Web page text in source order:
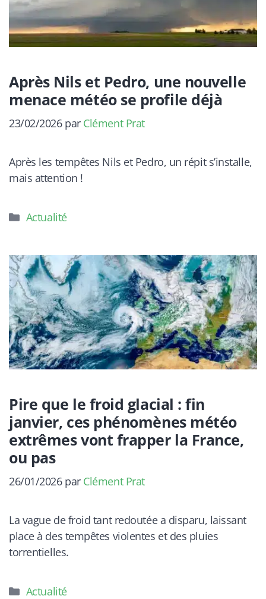
Après Nils et Pedro, une nouvelle
menace météo se profile déjà
23/02/2026 par Clément Prat
Après les tempêtes Nils et Pedro, un répit s’installe,
mais attention !
Catégories
Actualité
Pire que le froid glacial : fin
janvier, ces phénomènes météo
extrêmes vont frapper la France,
ou pas
26/01/2026 par Clément Prat
La vague de froid tant redoutée a disparu, laissant
place à des tempêtes violentes et des pluies
torrentielles.
Catégories
Actualité